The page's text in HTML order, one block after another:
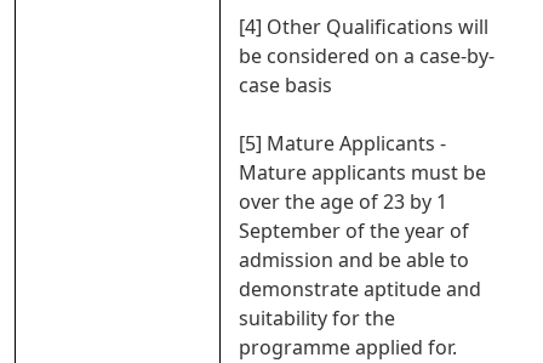
[4] Other Qualifications will
be considered on a case-by-
case basis
[5] Mature Applicants -
Mature applicants must be
over the age of 23 by 1
September of the year of
admission and be able to
demonstrate aptitude and
suitability for the
programme applied for.